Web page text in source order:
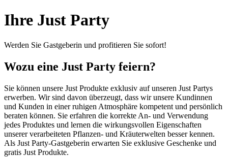
Ihre Just Party
Werden Sie Gastgeberin und profitieren Sie sofort!
Wozu eine Just Party feiern?
Sie können unsere Just Produkte exklusiv auf unseren Just Partys
erwerben. Wir sind davon überzeugt, dass wir unsere Kundinnen
und Kunden in einer ruhigen Atmosphäre kompetent und persönlich
beraten können. Sie erfahren die korrekte An- und Verwendung
jedes Produktes und lernen die wirkungsvollen Eigenschaften
unserer verarbeiteten Pflanzen- und Kräuterwelten besser kennen.
Als Just Party-Gastgeberin erwarten Sie exklusive Geschenke und
gratis Just Produkte.